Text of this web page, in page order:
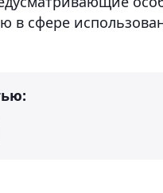
в сфере